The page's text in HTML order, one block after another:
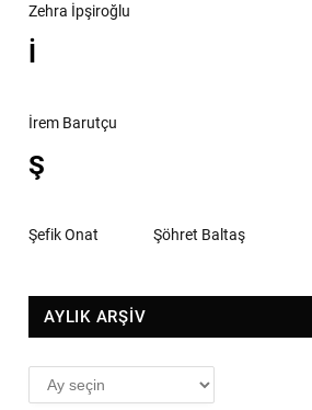
Zehra İpşiroğlu
İ
İrem Barutçu
Ş
Şefik Onat Şöhret Baltaş
AYLIK ARŞİV
AYLIK
ARŞİV